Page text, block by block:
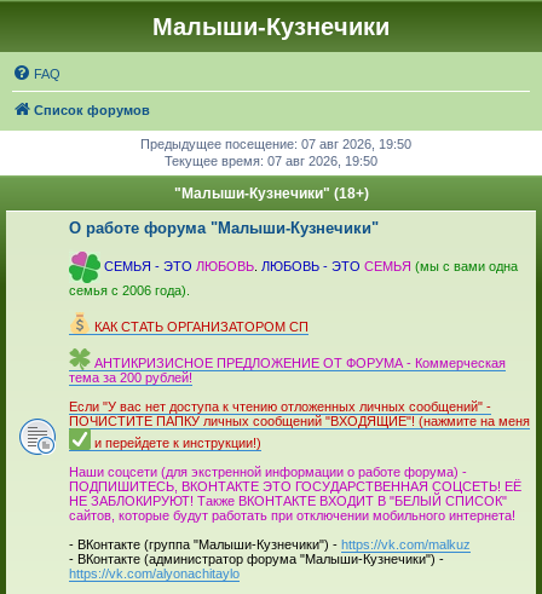
Малыши-Кузнечики
FAQ
Список форумов
Предыдущее посещение: 07 авг 2026, 19:50
Текущее время: 07 авг 2026, 19:50
"Малыши-Кузнечики" (18+)
О работе форума "Малыши-Кузнечики"
СЕМЬЯ - ЭТО ЛЮБОВЬ ЛЮБОВЬ - ЭТО СЕМЬЯ (мы с вами одна
семья с 2006 года).
КАК СТАТЬ ОРГАНИЗАТОРОМ СП
АНТИКРИЗИСНОЕ ПРЕДЛОЖЕНИЕ ОТ ФОРУМА - Коммерческая
тема за 200 рублей!
Если "У вас нет доступа к чтению отложенных личных сообщений" -
ПОЧИСТИТЕ ПАПКУ личных сообщений "ВХОДЯЩИЕ"! (нажмите на меня
и перейдете к инструкции!)
Наши соцсети (для экстренной информации о работе форума) -
ПОДПИШИТЕСЬ, ВКОНТАКТЕ ЭТО ГОСУДАРСТВЕННАЯ СОЦСЕТЬ! ЕЁ
НЕ ЗАБЛОКИРУЮТ! Также ВКОНТАКТЕ ВХОДИТ В "БЕЛЫЙ СПИСОК"
сайтов, которые будут работать при отключении мобильного интер­нета!
- ВКонтакте (группа "Малыши-Кузнечики") - https://vk.com/malkuz
- ВКонтакте (администратор форума "Малыши-Кузнечики") -
https://vk.com/alyonachitaylo